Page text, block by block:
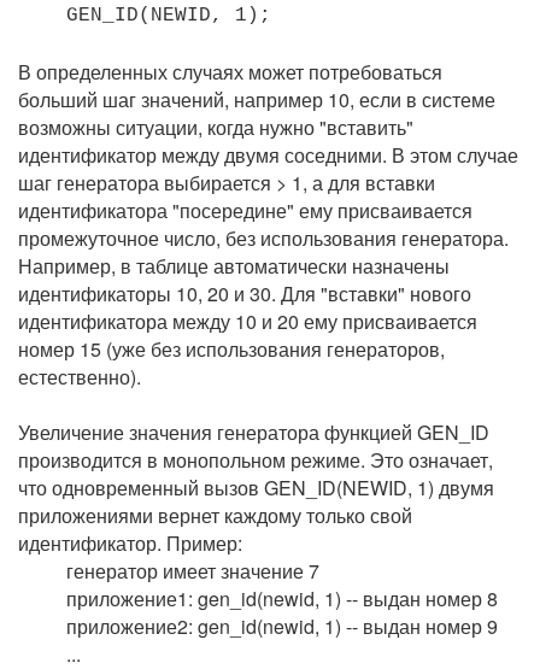
GEN_ID(NEWID, 1);
В определенных случаях может потребоваться
больший шаг значений, например 10, если в системе
возможны ситуации, когда нужно "вставить"
идентификатор между двумя соседними. В этом случае
шаг генератора выбирается > 1, а для вставки
идентификатора "посередине" ему присваивается
промежуточное число, без использования генератора.
Например, в таблице автоматически назначены
идентификаторы 10, 20 и 30. Для "вставки" нового
идентификатора между 10 и 20 ему присваивается
номер 15 (уже без использования генераторов,
естественно).
Увеличение значения генератора функцией GEN_ID
производится в монопольном режиме. Это означает,
что одновременный вызов GEN_ID(NEWID, 1) двумя
приложениями вернет каждому только свой
идентификатор. Пример:
генератор имеет значение 7
приложение1: gen_id(newid, 1) -- выдан номер 8
приложение2: gen_id(newid, 1) -- выдан номер 9
...